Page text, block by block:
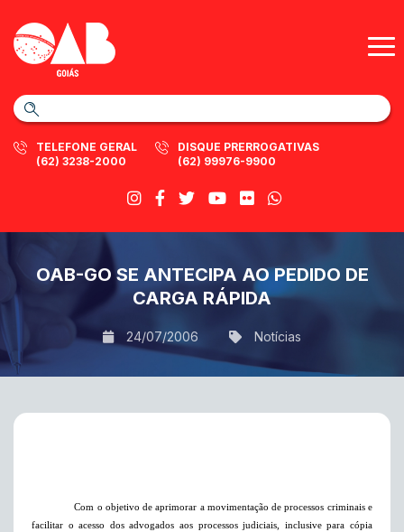
TELEFONE GERAL
(62) 3238-2000
DISQUE PRERROGATIVAS
(62) 99976-9900
OAB-GO SE ANTECIPA AO PEDIDO DE
CARGA RÁPIDA
24/07/2006 Notícias
Com o objetivo de aprimorar a movimentação de processos criminais e
facilitar o acesso dos advogados aos processos judiciais, inclusive para cópia